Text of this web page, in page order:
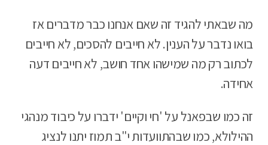
מה שבאתי להגיד זה שאם אנחנו כבר מדברים אז
בואו נדבר על הענין. לא חייבים להסכים, לא חייבים
לכתוב רק מה שמישהו אחד חושב, לא חייבים דעה
אחידה.
זה כמו שבפאנל על 'חי וקיים' ידברו על כיבוד מנהגי
ההילולא, כמו שבהתוועדות י"ב תמוז יתנו לנציג